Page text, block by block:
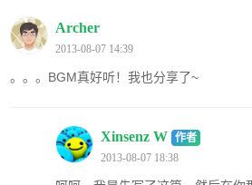
Archer
2013-08-07 14:39
。。。BGM真好听！我也分享了~
Xinsenz W 作者
2013-08-07 18:38